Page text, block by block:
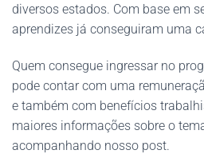
diversos estados. Com base em
aprendizes já conseguiram uma
Quem consegue ingressar no
pode contar com uma
e também com benefícios
maiores informações sobre o
acompanhando nosso post.